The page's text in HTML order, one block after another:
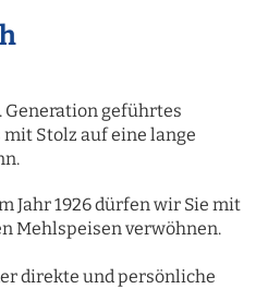
Generation geführtes
Stolz auf eine lange
Jahr 1926 dürfen wir Sie mit
Mehlspeisen verwöhnen.
direkte und persönliche